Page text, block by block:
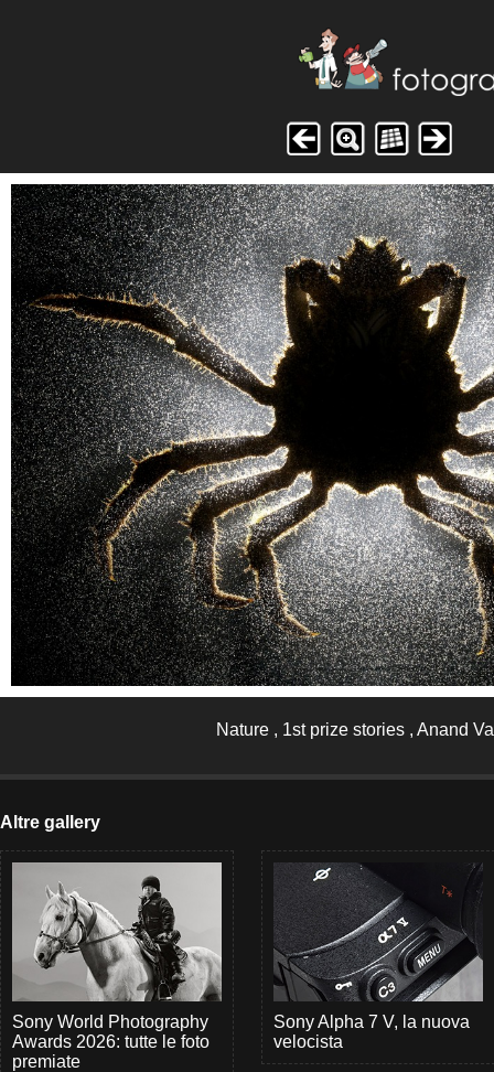
Nature , 1st prize stories , Anand
Altre gallery
Sony World Photography
Awards 2026: tutte le foto
premiate
Sony Alpha 7 V, la nuova
velocista